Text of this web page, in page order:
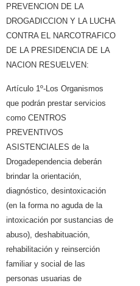
PREVENCION DE LA
DROGADICCION Y LA LUCHA
CONTRA EL NARCOTRAFICO
DE LA PRESIDENCIA DE LA
NACION RESUELVEN:
Artículo 1º-Los Organismos
que podrán prestar servicios
como CENTROS
PREVENTIVOS
ASISTENCIALES de la
Drogadependencia deberán
brindar la orientación,
diagnóstico, desintoxicación
(en la forma no aguda de la
intoxicación por sustancias de
abuso), deshabituación,
rehabilitación y reinserción
familiar y social de las
personas usuarias de